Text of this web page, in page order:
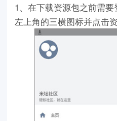
1、在下载资源包之前需
左上角的三横图标并点击资